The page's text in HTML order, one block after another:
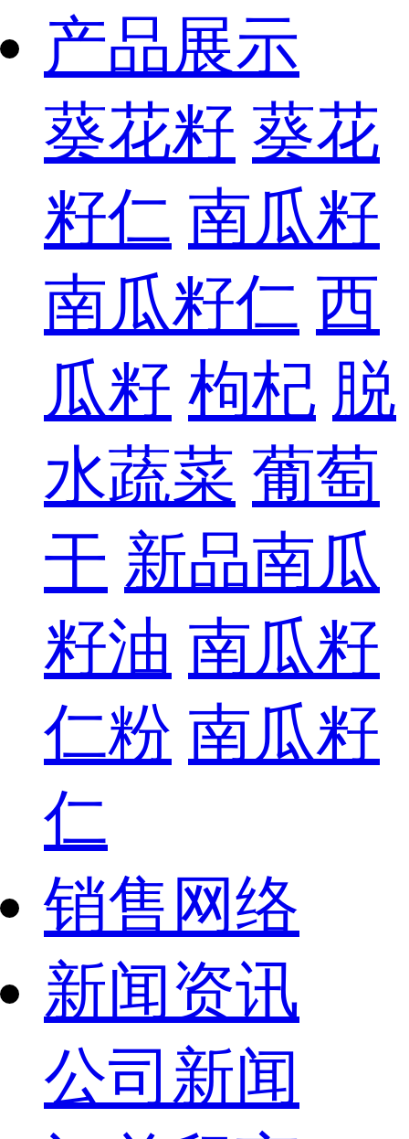
产品展示
葵花籽 葵花
籽仁 南瓜籽
南瓜籽仁 西
瓜籽 枸杞 脱
水蔬菜 葡萄
干 新品南瓜
籽油 南瓜籽
仁粉 南瓜籽
仁
销售网络
新闻资讯
公司新闻